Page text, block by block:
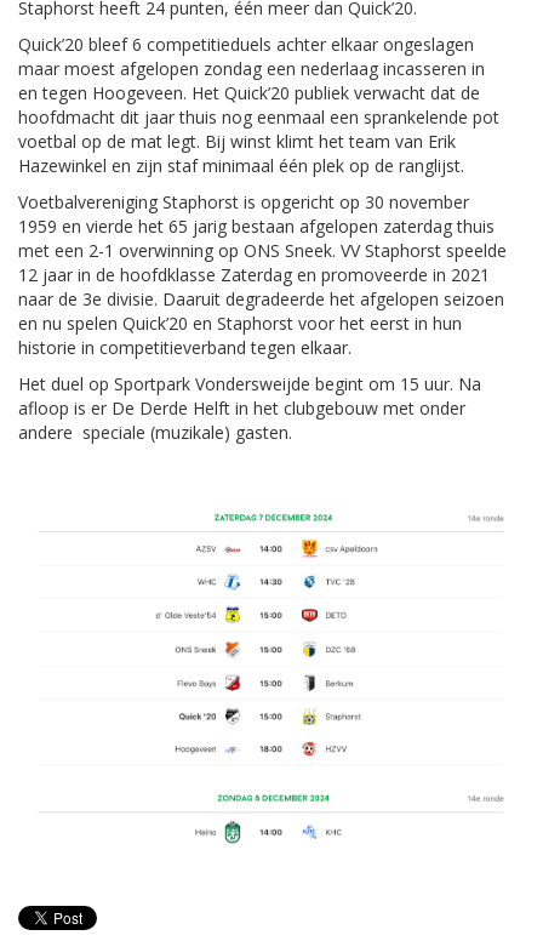
Staphorst heeft 24 punten, één meer dan Quick’20.
Quick’20 bleef 6 competitieduels achter elkaar ongeslagen
maar moest afgelopen zondag een nederlaag incasseren in
en tegen Hoogeveen. Het Quick’20 publiek verwacht dat de
hoofdmacht dit jaar thuis nog eenmaal een sprankelende pot
voetbal op de mat legt. Bij winst klimt het team van Erik
Hazewinkel en zijn staf minimaal één plek op de ranglijst.
Voetbalvereniging Staphorst is opgericht op 30 november
1959 en vierde het 65 jarig bestaan afgelopen zaterdag thuis
met een 2-1 overwinning op ONS Sneek. VV Staphorst speelde
12 jaar in de hoofdklasse Zaterdag en promoveerde in 2021
naar de 3e divisie. Daaruit degradeerde het afgelopen seizoen
en nu spelen Quick’20 en Staphorst voor het eerst in hun
historie in competitieverband tegen elkaar.
Het duel op Sportpark Vondersweijde begint om 15 uur. Na
afloop is er De Derde Helft in het clubgebouw met onder
andere speciale (muzikale) gasten.